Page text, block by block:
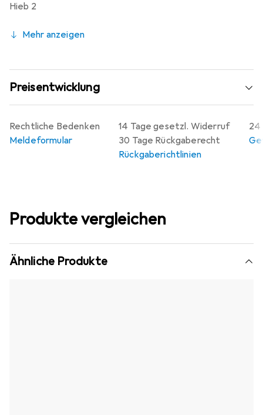
Hieb 2
Mehr anzeigen
Preisentwicklung
14 Tage gesetzl. Widerruf
30 Tage Rückgaberecht
Rückgaberichtlinien
24
Rechtliche Bedenken
Meldeformular
Produkte vergleichen
Ähnliche Produkte